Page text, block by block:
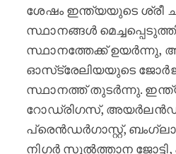
ശേഷം ഇന്ത്യയുടെ ശ്രീ
സ്ഥാനങ്ങൾ
സ്ഥാനത്തേക്ക് ഉയർന്നു,
ഓസ്‌ട്രേലിയയുടെ
സ്ഥാനത്ത് തുടർന്നു.
റോഡ്രിഗസ്,
പ്രെൻഡർഗാസ്റ്റ്,
നിഗർ സുൽത്താന